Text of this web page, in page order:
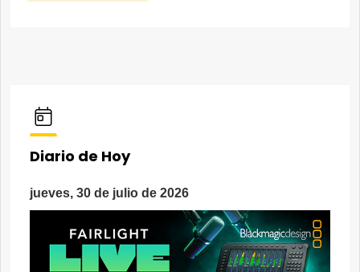
Diario de Hoy
jueves, 30 de julio de 2026